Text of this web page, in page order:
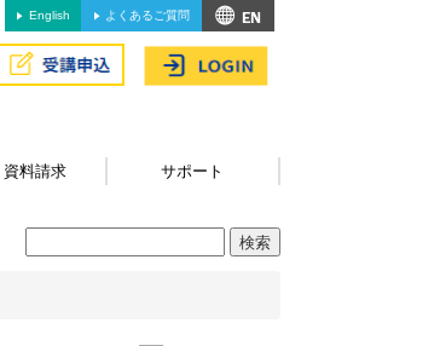
English よくあるご質問
資料請求 サポート